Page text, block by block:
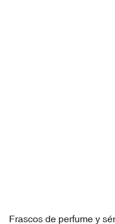
Frascos de perfume y